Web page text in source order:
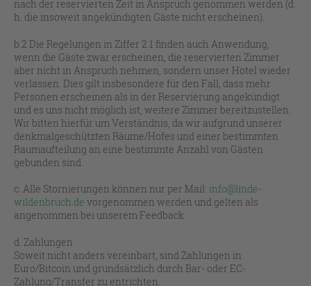
nach der reservierten Zeit in Anspruch genommen werden (d.
h. die insoweit angekündigten Gäste nicht erscheinen).
b.2 Die Regelungen in Ziffer 2.1 finden auch Anwendung,
wenn die Gäste zwar erscheinen, die reservierten Zimmer
aber nicht in Anspruch nehmen, sondern unser Hotel wieder
verlassen. Dies gilt insbesondere für den Fall, dass mehr
Personen erscheinen als in der Reservierung angekündigt
und es uns nicht möglich ist, weitere Zimmer bereitzustellen.
Wir bitten hierfür um Verständnis, da wir aufgrund unserer
denkmalgeschützten Räume/Hofes und einer bestimmten
Raumaufteilung an eine bestimmte Anzahl von Gästen
gebunden sind.
c. Alle Stornierungen können nur per Mail: info@linde-
wildenbruch.de vorgenommen werden und gelten als
angenommen bei unserem Feedback.
d. Zahlungen
Soweit nicht anders vereinbart, sind Zahlungen in
Euro/Bitcoin und grundsätzlich durch Bar- oder EC-
Zahlung/Transfer zu entrichten.